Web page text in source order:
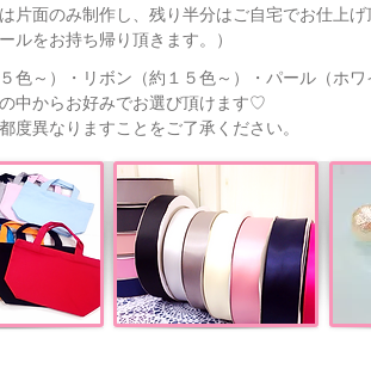
片面のみ制作し、残り半分はご自宅でお仕上げ
ルをお持ち帰り頂きます。）
色～）・リボン（約１５色～）・パール（ホ
中からお好みでお選び頂けます♡
度異なりますことをご了承ください。